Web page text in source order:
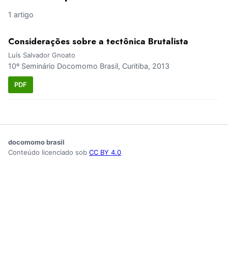
1 artigo
Considerações sobre a tectônica Brutalista
Luís Salvador Gnoato
10º Seminário Docomomo Brasil, Curitiba, 2013
PDF
docomomo brasil
Conteúdo licenciado sob CC BY 4.0